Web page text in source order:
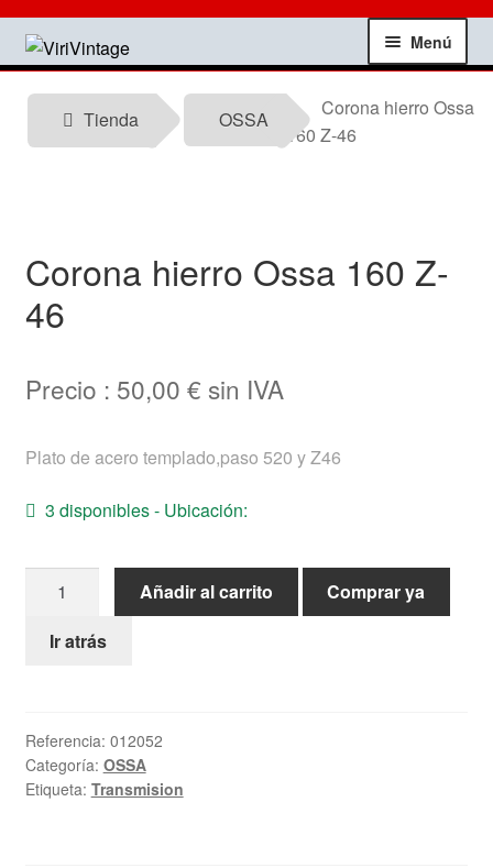
Ir
a
navegación
Ir
al
Menú
Tienda
Informacion tecnica
Testimonios
Ofertas
Ayuda
Español
Tienda OSSA
Corona hierro Ossa
160 Z-46
Corona hierro Ossa 160 Z-
46
Precio : 50,00 € sin IVA
Plato de acero templado,paso 520 y Z46
3 disponibles - Ubicación:
Ossa
cantidad
Añadir al carrito
Comprar ya
Ir atrás
Referencia: 012052
Categoría: OSSA
Etiqueta: Transmision